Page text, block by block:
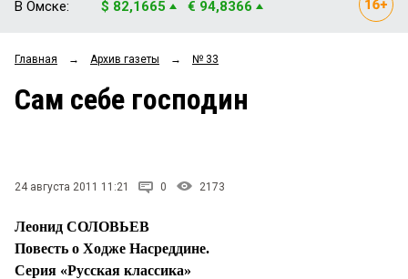
ОБЩЕСТВО
ЗАКОН
ПРОИСШЕСТВИЯ
СТИЛЬ ЖИЗНИ
Рейтинги
В Омске: $ 82,1665 € 94,8366
Главная → Архив газеты → № 33
Сам себе господин
24 августа 2011 11:21 0 2173
Леонид СОЛОВЬЕВ
Повесть о Ходже Насреддине.
Серия «Русская классика»